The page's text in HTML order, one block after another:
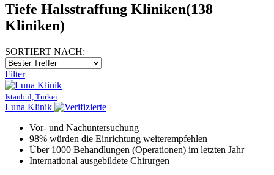
Tiefe Halsstraffung Kliniken(138
Kliniken)
SORTIERT NACH:
Filter
Istanbul, Türkei
Luna Klinik
Vor- und Nachuntersuchung
98% würden die Einrichtung weiterempfehlen
Über 1000 Behandlungen (Operationen) im letzten Jahr
International ausgebildete Chirurgen